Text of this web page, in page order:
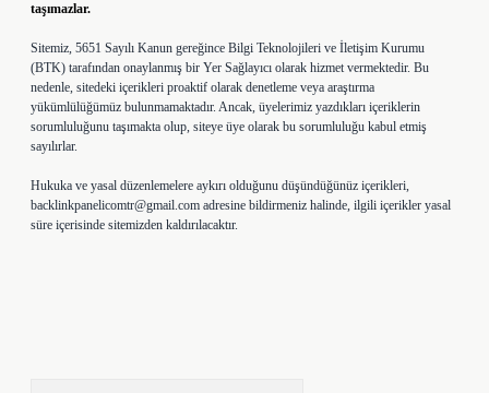
taşımazlar.
Sitemiz, 5651 Sayılı Kanun gereğince Bilgi Teknolojileri ve İletişim Kurumu
(BTK) tarafından onaylanmış bir Yer Sağlayıcı olarak hizmet vermektedir. Bu
nedenle, sitedeki içerikleri proaktif olarak denetleme veya araştırma
yükümlülüğümüz bulunmamaktadır. Ancak, üyelerimiz yazdıkları içeriklerin
sorumluluğunu taşımakta olup, siteye üye olarak bu sorumluluğu kabul etmiş
sayılırlar.
Hukuka ve yasal düzenlemelere aykırı olduğunu düşündüğünüz içerikleri,
backlinkpanelicomtr@gmail.com adresine bildirmeniz halinde, ilgili içerikler yasal
süre içerisinde sitemizden kaldırılacaktır.